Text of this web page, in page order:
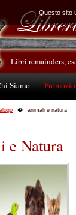
Libri remainders,
Siamo
animali e natura
e Natura
Questo sito